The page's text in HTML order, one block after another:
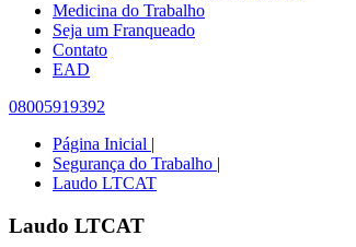
Medicina do Trabalho
Seja um Franqueado
Contato
EAD
08005919392
Página Inicial |
Segurança do Trabalho |
Laudo LTCAT
Laudo LTCAT